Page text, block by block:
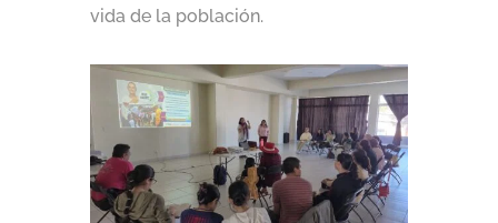
vida de la población.